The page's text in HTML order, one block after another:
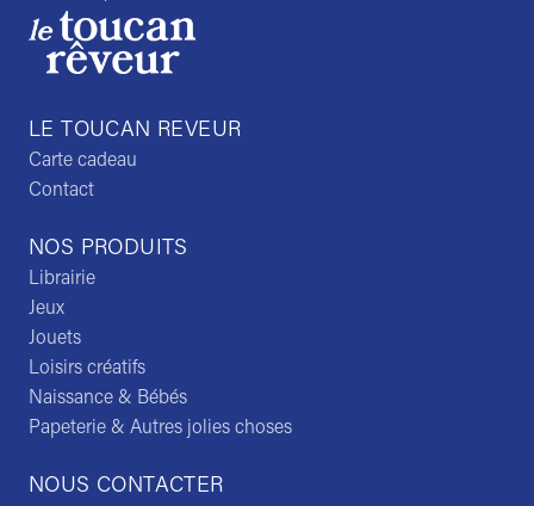
NOS PRODUITS
Librairie
Jeux
Jouets
Loisirs créatifs
Naissance & Bébés
Papeterie & Autres jolies choses
NOUS CONTACTER
LE TOUCAN REVEUR
Carte cadeau
Contact